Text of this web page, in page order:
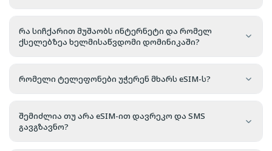
რა სიჩქარით მუშაობს ინტერნეტი და რომელ
ქსელებზეა ხელმისაწვდომი დომინიკაში?
რომელი ტელეფონები უჭერენ მხარს eSIM-ს?
შემიძლია თუ არა eSIM-ით დავრეკო და SMS
გავგზავნო?